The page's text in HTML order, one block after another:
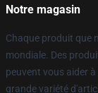
Notre magasin
Chaque produit que
mondiale. Des
peuvent vous aider
grande variété